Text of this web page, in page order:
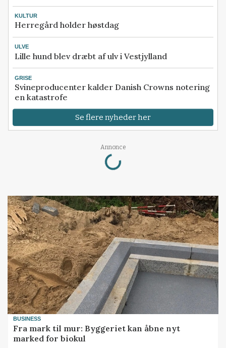
KULTUR
Herregård holder høstdag
ULVE
Lille hund blev dræbt af ulv i Vestjylland
GRISE
Svineproducenter kalder Danish Crowns notering
en katastrofe
Se flere nyheder her
Annonce
Loading...
BUSINESS
Fra mark til mur: Byggeriet kan åbne nyt
marked for biokul